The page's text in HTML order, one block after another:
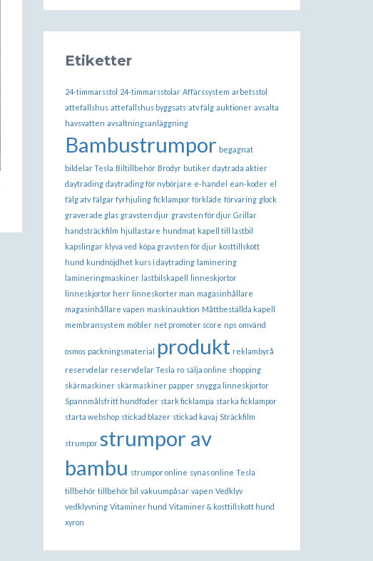
Etiketter
24-timmarsstol 24-timmarsstolar Affärssystem arbetsstol
attefallshus attefallshus byggsats atv fälg auktioner avsalta
havsvatten avsaltningsanläggning
Bambustrumpor begagnat
bildelar Tesla Biltillbehör Brodyr butiker daytrada aktier
daytrading daytrading för nybörjare e-handel ean-koder el
fälg atv fälgar fyrhjuling ficklampor förkläde förvaring glock
graverade glas gravsten djur gravsten för djur Grillar
handsträckfilm hjullastare hundmat kapell till lastbil
kapslingar klyva ved köpa gravsten för djur kosttillskott
hund kundnöjdhet kurs i daytrading laminering
lamineringmaskiner lastbilskapell linneskjortor
linneskjortor herr linneskorter man magasinhållare
magasinhållare vapen maskinauktion Måttbeställda kapell
membransystem möbler net promoter score nps omvänd
osmos packningsmaterial produkt reklambyrå
reservdelar reservdelar Tesla ro sälja online shopping
skärmaskiner skärmaskiner papper snygga linneskjortor
Spannmålsfritt hundfoder stark ficklampa starka ficklampor
starta webshop stickad blazer stickad kavaj Sträckfilm
strumpor strumpor av
bambu strumpor online synas online Tesla
tillbehör tillbehör bil vakuumpåsar vapen Vedklyv
vedklyvning Vitaminer hund Vitaminer & kosttillskott hund
xyron